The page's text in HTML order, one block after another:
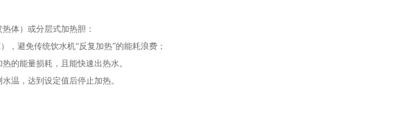
体）或分层式加热胆：
避免传统饮水机“反复加热”的能耗浪费；
能量损耗，且能快速出热水。
温，达到设定值后停止加热。